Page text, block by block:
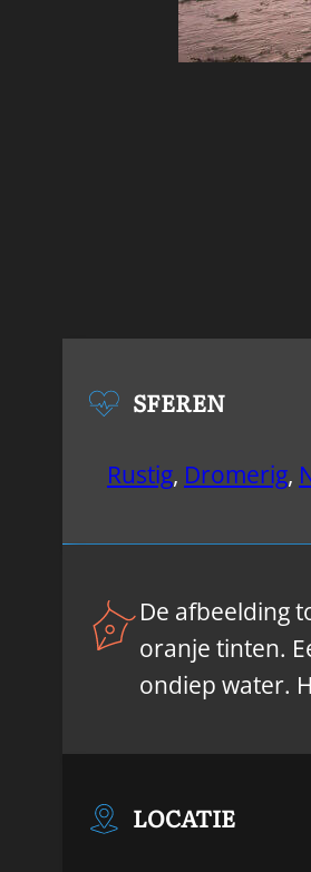
SFEREN
Rustig, Dromerig,
De afbeelding
oranje tinten.
ondiep water.
LOCATIE